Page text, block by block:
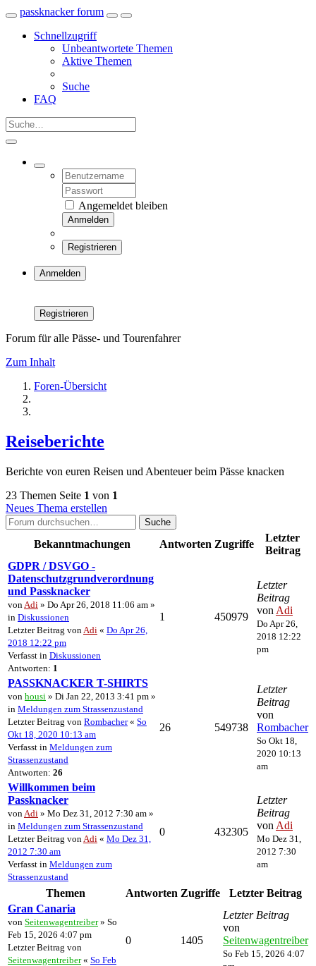
passknacker forum
Schnellzugriff
Unbeantwortete Themen
Aktive Themen
Suche
FAQ
Angemeldet bleiben
Anmelden
Registrieren
Anmelden
Registrieren
Forum für alle Pässe- und Tourenfahrer
Zum Inhalt
Foren-Übersicht
Reiseberichte
Berichte von euren Reisen und Abenteuer beim Pässe knacken
23 Themen Seite 1 von 1
Neues Thema erstellen
Suche
Bekanntmachungen Antworten Zugriffe
Letzter
Beitrag
GDPR / DSVGO -
Datenschutzgrundverordnung
und Passknacker
von Adi » Do Apr 26, 2018 11:06 am »
in Diskussionen
Letzter Beitrag von Adi « Do Apr 26,
2018 12:22 pm
Verfasst in Diskussionen
Antworten: 1
1 450979
Letzter
Beitrag
von Adi
Do Apr 26,
2018 12:22
pm
PASSKNACKER T-SHIRTS
von housi » Di Jan 22, 2013 3:41 pm »
in Meldungen zum Strassenzustand
Letzter Beitrag von Rombacher« So
Okt 18, 2020 10:13 am
Verfasst in Meldungen zum
Strassenzustand
Antworten: 26
26 549738
Letzter
Beitrag
von
Rombacher
So Okt 18,
2020 10:13
am
Willkommen beim
Passknacker
von Adi » Mo Dez 31, 2012 7:30 am »
in Meldungen zum Strassenzustand
Letzter Beitrag von Adi « Mo Dez 31,
2012 7:30 am
Verfasst in Meldungen zum
Strassenzustand
0 432305
Letzter
Beitrag
von Adi
Mo Dez 31,
2012 7:30
am
Themen Antworten Zugriffe
Letzter Beitrag
Gran Canaria
von Seitenwagentreiber» So
Feb 15, 2026 4:07 pm
Letzter Beitrag von
Seitenwagentreiber« So Feb
0 1405
Letzter Beitrag
von
Seitenwagentreiber
So Feb 15, 2026 4:07